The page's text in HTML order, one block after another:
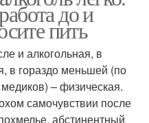
до и
пить
и алкогольная, в
в гораздо меньшей (по
– физическая.
самочувствии после
абстинентный